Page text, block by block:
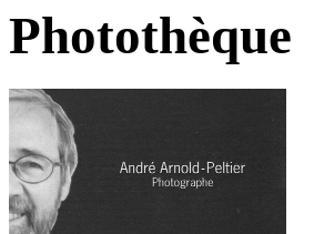
Photothèque